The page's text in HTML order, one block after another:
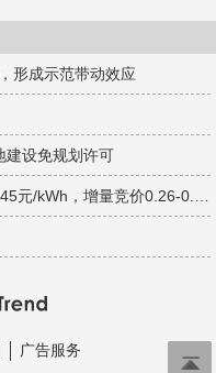
形成示范带动效应
建设免规划许可
广告服务